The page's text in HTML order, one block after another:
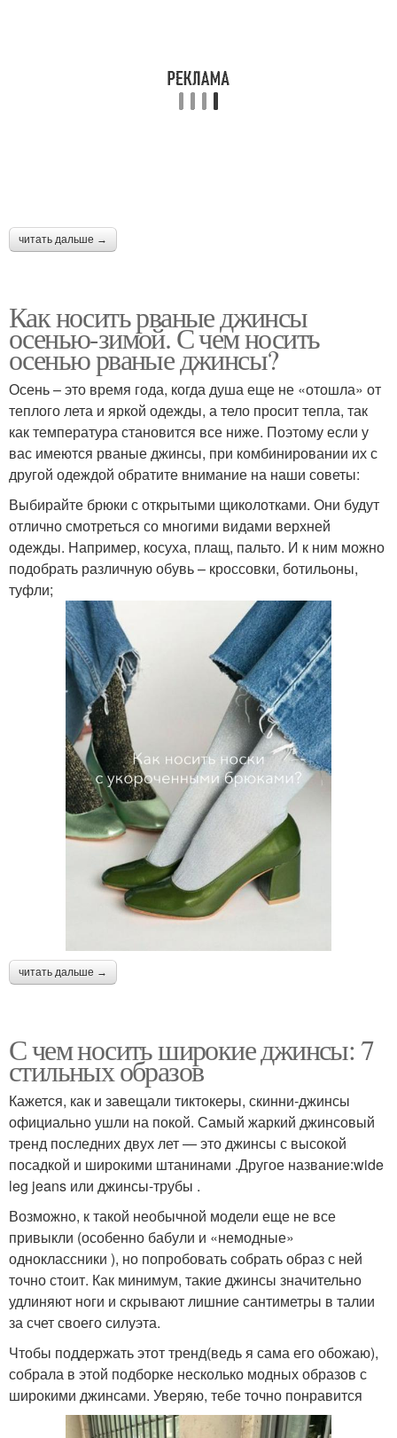
читать дальше →
Как носить рваные джинсы
осенью-зимой. С чем носить
осенью рваные джинсы?
Осень – это время года, когда душа еще не «отошла» от
теплого лета и яркой одежды, а тело просит тепла, так
как температура становится все ниже. Поэтому если у
вас имеются рваные джинсы, при комбинировании их с
другой одеждой обратите внимание на наши советы:
Выбирайте брюки с открытыми щиколотками. Они будут
отлично смотреться со многими видами верхней
одежды. Например, косуха, плащ, пальто. И к ним можно
подобрать различную обувь – кроссовки, ботильоны,
туфли;
читать дальше →
С чем носить широкие джинсы: 7
стильных образов
Кажется, как и завещали тиктокеры, скинни-джинсы
официально ушли на покой. Самый жаркий джинсовый
тренд последних двух лет — это джинсы с высокой
посадкой и широкими штанинами .Другое название:wide
leg jeans или джинсы-трубы .
Возможно, к такой необычной модели еще не все
привыкли (особенно бабули и «немодные»
одноклассники ), но попробовать собрать образ с ней
точно стоит. Как минимум, такие джинсы значительно
удлиняют ноги и скрывают лишние сантиметры в талии
за счет своего силуэта.
Чтобы поддержать этот тренд(ведь я сама его обожаю),
собрала в этой подборке несколько модных образов с
широкими джинсами. Уверяю, тебе точно понравится